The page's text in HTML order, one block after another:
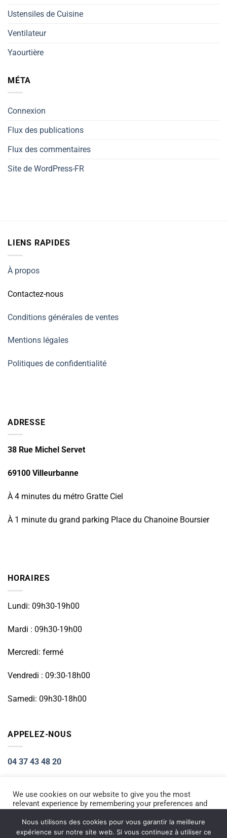
Ustensiles de Cuisine
Ventilateur
Yaourtière
MÉTA
Connexion
Flux des publications
Flux des commentaires
Site de WordPress-FR
LIENS RAPIDES
À propos
Contactez-nous
Conditions générales de ventes
Mentions légales
Politiques de confidentialité
ADRESSE
38 Rue Michel Servet
69100 Villeurbanne
À 4 minutes du métro Gratte Ciel
À 1 minute du grand parking Place du Chanoine Boursier
HORAIRES
Lundi: 09h30-19h00
Mardi : 09h30-19h00
Mercredi: fermé
Vendredi : 09:30-18h00
Samedi: 09h30-18h00
APPELEZ-NOUS
04 37 43 48 20
Visa PayPal Stripe MasterCardCash
On
Delivery
RÉPARATION PETIT ÉLECTROMÉNAGER
RÉPARATION TÉLÉPHONIE
INFORMATIQUE NOS PRODUITS NEUFS
We use cookies on our website to give you the most
relevant experience by remembering your preferences and
use of ALL the cookies. However, you may visit "Cookie
Settings" to provide a controlled consent.
Nous utilisons des cookies pour vous garantir la meilleure
expérience sur notre site web. Si vous continuez à utiliser ce